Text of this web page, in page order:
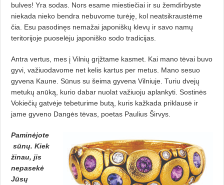
bulves! Yra sodas. Nors esame miestiečiai ir su žemdirbyste
niekada nieko bendra nebuvome turėję, kol neatsikraustėme
čia. Esu pasodinęs nemažai japoniškų klevų ir savo namų
teritorijoje puoselėju japoniško sodo tradicijas.
Antra vertus, mes į Vilnių grįžtame kasmet. Kai mano tėvai buvo
gyvi, važiuodavome net kelis kartus per metus. Mano sesuo
gyvena Kaune. Sūnus su šeima gyvena Vilniuje. Turiu dvejų
metukų anūką, kurio dabar nuolat važiuoju aplankyti. Sostinės
Vokiečių gatvėje tebeturime butą, kuris kažkada priklausė ir
jame gyveno Dangės tėvas, poetas Paulius Širvys.
Paminėjote
sūnų. Kiek
žinau, jis
nepasekė
Jūsų